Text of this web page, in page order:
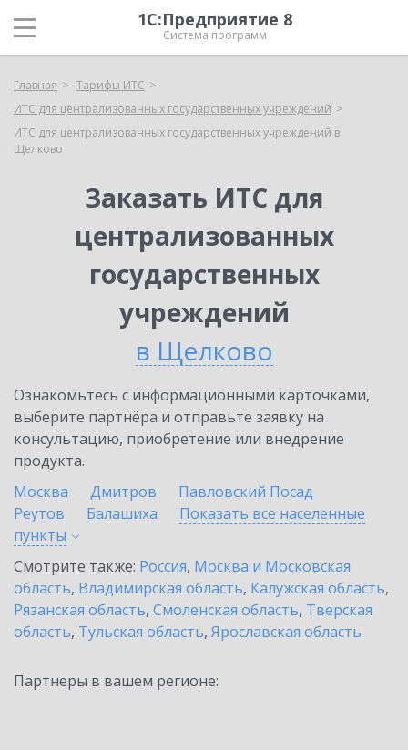
1С:Предприятие 8
Система программ
Главная
Тарифы ИТС
ИТС для централизованных государственных учреждений
ИТС для централизованных государственных учреждений в
Щелково
Заказать ИТС для
централизованных
государственных
учреждений
в Щелково
Ознакомьтесь с информационными карточками,
выберите партнёра и отправьте заявку на
консультацию, приобретение или внедрение
продукта.
Москва
Дмитров
Павловский Посад
Реутов
Балашиха
Показать все населенные
пункты
Смотрите также: Россия, Москва и Московская
область, Владимирская область, Калужская область,
Рязанская область, Смоленская область, Тверская
область, Тульская область, Ярославская область
Партнеры в вашем регионе: